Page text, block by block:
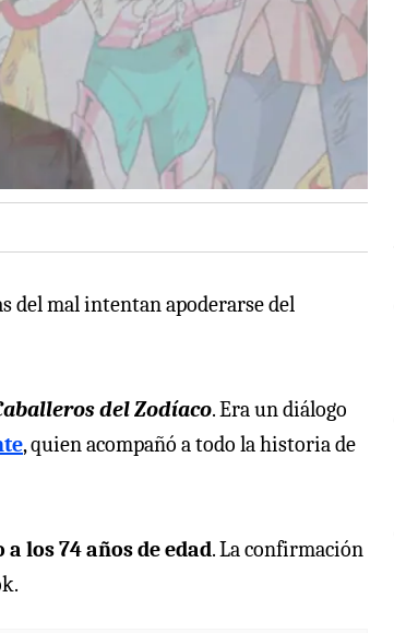
del mal intentan apoderarse del
del Zodíaco. Era un diálogo
, quien acompañó a todo la historia de
los 74 años de edad. La confirmación